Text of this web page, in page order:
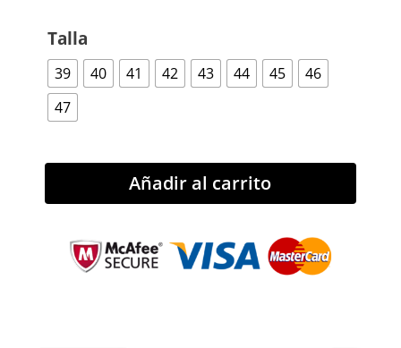
Talla
39 40 41 42 43 44 45
46
47
Añadir al carrito